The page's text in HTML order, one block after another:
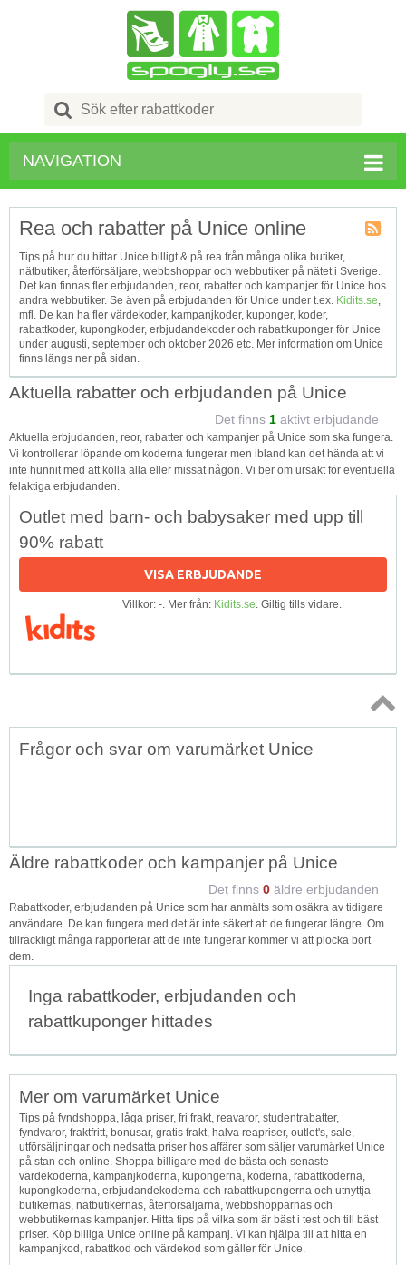
Search
for:
NAVIGATION
RSS
Rea och rabatter på Unice online
Tips på hur du hittar Unice billigt & på rea från många olika butiker,
nätbutiker, återförsäljare, webbshoppar och webbutiker på nätet i Sverige.
Det kan finnas fler erbjudanden, reor, rabatter och kampanjer för Unice hos
andra webbutiker. Se även på erbjudanden för Unice under t.ex. Kidits.se,
mfl. De kan ha fler värdekoder, kampanjkoder, kuponger, koder,
rabattkoder, kupongkoder, erbjudandekoder och rabattkuponger för Unice
under augusti, september och oktober 2026 etc. Mer information om Unice
finns längs ner på sidan.
Aktuella rabatter och erbjudanden på Unice
Det finns 1 aktivt erbjudande
Aktuella erbjudanden, reor, rabatter och kampanjer på Unice som ska fungera.
Vi kontrollerar löpande om koderna fungerar men ibland kan det hända att vi
inte hunnit med att kolla alla eller missat någon. Vi ber om ursäkt för eventuella
felaktiga erbjudanden.
Outlet med barn- och babysaker med upp till
90% rabatt
VISA ERBJUDANDE
Villkor: -. Mer från: Kidits.se. Giltig tills vidare.
Topp
Frågor och svar om varumärket Unice
Äldre rabattkoder och kampanjer på Unice
Det finns 0 äldre erbjudanden
Rabattkoder, erbjudanden på Unice som har anmälts som osäkra av tidigare
användare. De kan fungera med det är inte säkert att de fungerar längre. Om
tillräckligt många rapporterar att de inte fungerar kommer vi att plocka bort
dem.
Inga rabattkoder, erbjudanden och
rabattkuponger hittades
Mer om varumärket Unice
Tips på fyndshoppa, låga priser, fri frakt, reavaror, studentrabatter,
fyndvaror, fraktfritt, bonusar, gratis frakt, halva reapriser, outlet's, sale,
utförsäljningar och nedsatta priser hos affärer som säljer varumärket Unice
på stan och online. Shoppa billigare med de bästa och senaste
värdekoderna, kampanjkoderna, kupongerna, koderna, rabattkoderna,
kupongkoderna, erbjudandekoderna och rabattkupongerna och utnyttja
butikernas, nätbutikernas, återförsäljarna, webbshopparnas och
webbutikernas kampanjer. Hitta tips på vilka som är bäst i test och till bäst
priser. Köp billiga Unice online på kampanj. Vi kan hjälpa till att hitta en
kampanjkod, rabattkod och värdekod som gäller för Unice.